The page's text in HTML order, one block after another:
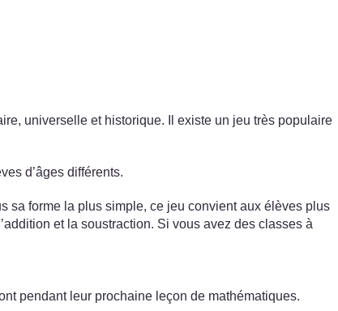
universelle et historique. Il existe un jeu très populaire
d’âges différents.
sa forme la plus simple, ce jeu convient aux élèves plus
et la soustraction. Si vous avez des classes à
pendant leur prochaine leçon de mathématiques.